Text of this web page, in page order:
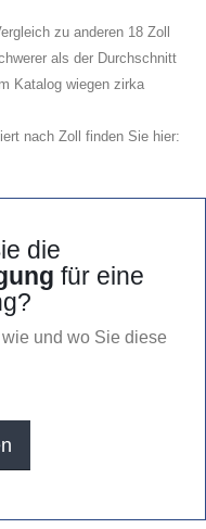
zu anderen 18 Zoll
als der Durchschnitt
Katalog wiegen zirka
nach Zoll finden Sie hier:
die
für eine
und wo Sie diese